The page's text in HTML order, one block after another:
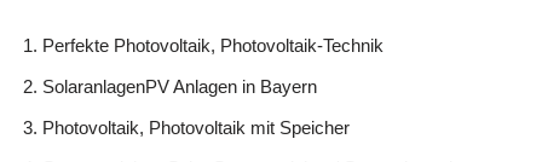
Perfekte Photovoltaik, Photovoltaik-Technik
SolaranlagenPV Anlagen in Bayern
Photovoltaik, Photovoltaik mit Speicher